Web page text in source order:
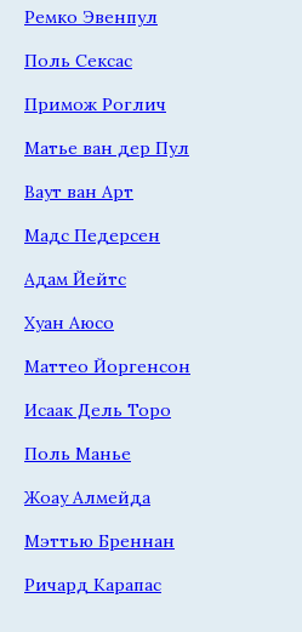
Ремко Эвенпул
Поль Сексас
Примож Роглич
Матье ван дер Пул
Ваут ван Арт
Мадс Педерсен
Адам Йейтс
Хуан Аюсо
Маттео Йоргенсон
Исаак Дель Торо
Поль Манье
Жоау Алмейда
Мэттью Бреннан
Ричард Карапас